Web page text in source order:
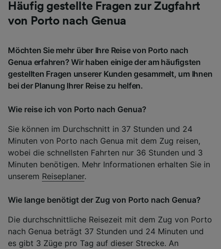
Häufig gestellte Fragen zur Zugfahrt
von Porto nach Genua
Möchten Sie mehr über Ihre Reise von Porto nach
Genua erfahren? Wir haben einige der am häufigsten
gestellten Fragen unserer Kunden gesammelt, um Ihnen
bei der Planung Ihrer Reise zu helfen.
Wie reise ich von Porto nach Genua?
Sie können im Durchschnitt in 37 Stunden und 24
Minuten von Porto nach Genua mit dem Zug reisen,
wobei die schnellsten Fahrten nur 36 Stunden und 3
Minuten benötigen. Mehr Informationen erhalten Sie in
unserem Reiseplaner.
Wie lange benötigt der Zug von Porto nach Genua?
Die durchschnittliche Reisezeit mit dem Zug von Porto
nach Genua beträgt 37 Stunden und 24 Minuten und
es gibt 3 Züge pro Tag auf dieser Strecke. An